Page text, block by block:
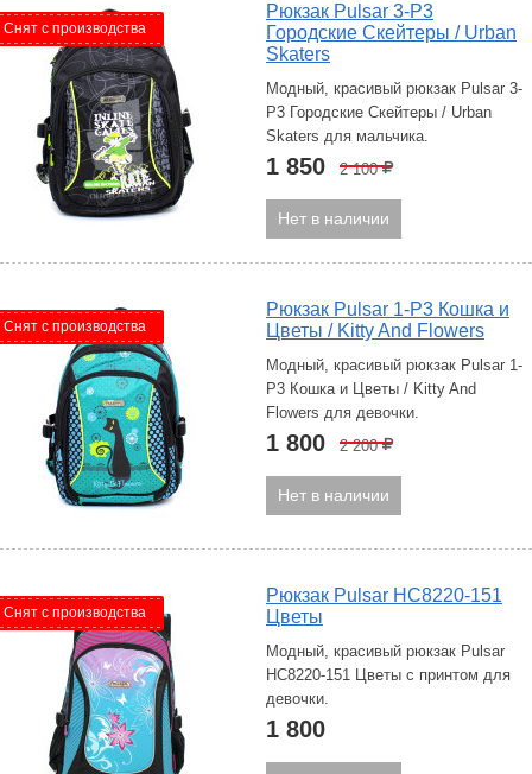
Снят с производства
Рюкзак Pulsar 3-P3
Городские Скейтеры / Urban
Skaters
Модный, красивый рюкзак Pulsar 3-
P3 Городские Скейтеры / Urban
Skaters для мальчика.
1 850 2 100Р
Нет в наличии
Снят с производства
Рюкзак Pulsar 1-P3 Кошка и
Цветы / Kitty And Flowers
Модный, красивый рюкзак Pulsar 1-
P3 Кошка и Цветы / Kitty And
Flowers для девочки.
1 800 2 200Р
Нет в наличии
Снят с производства
Рюкзак Pulsar HC8220-151
Цветы
Модный, красивый рюкзак Pulsar
HC8220-151 Цветы с принтом для
девочки.
1 800